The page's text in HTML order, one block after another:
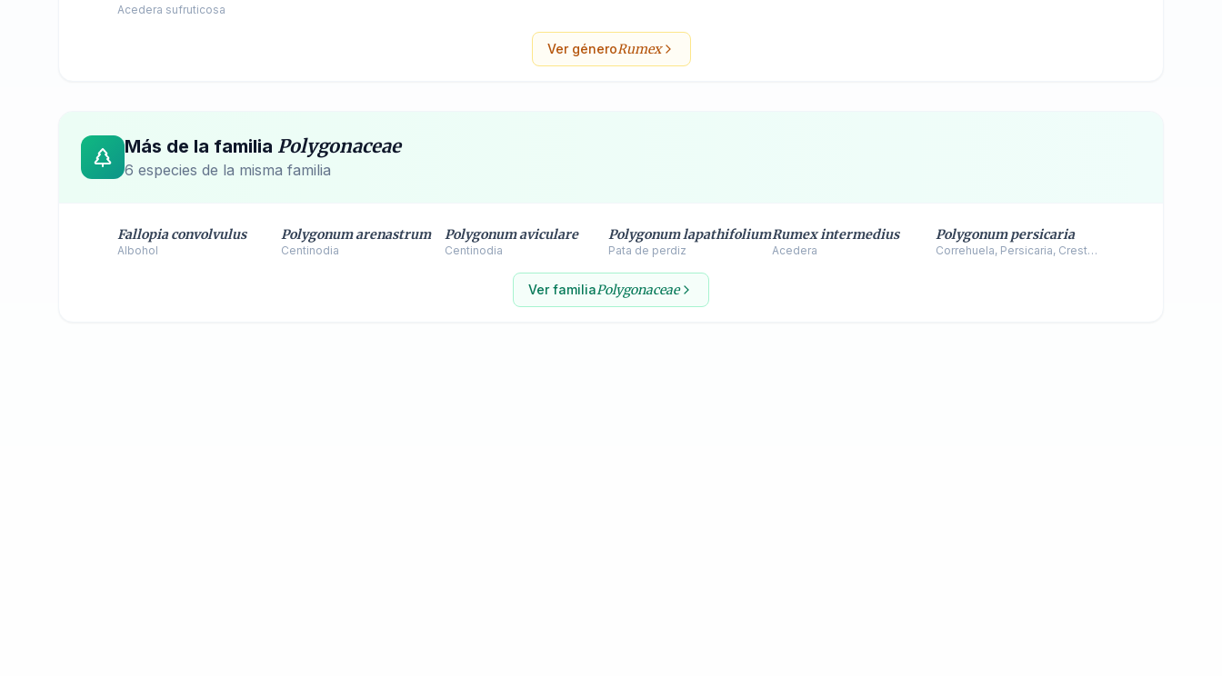
Acedera sufruticosa
Ver géneroRumex
Más de la familia Polygonaceae
6 especies de la misma familia
Fallopia convolvulus
Albohol
Polygonum arenastrum
Centinodia
Polygonum aviculare
Centinodia
Polygonum lapathifolium
Pata de perdiz
Rumex intermedius
Acedera
Polygonum persicaria
Correhuela, Persicaria, Cresta de gallo
Ver familiaPolygonaceae